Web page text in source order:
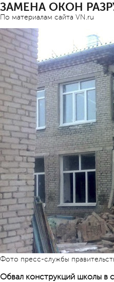
ЗАМЕНА ОКОН
По материалам сайта VN.ru
Фото пресс-службы
Обвал конструкций школы в